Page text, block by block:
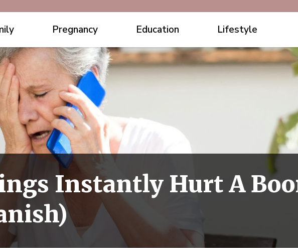
Pregnancy Education Lifestyle
Instantly Hurt A